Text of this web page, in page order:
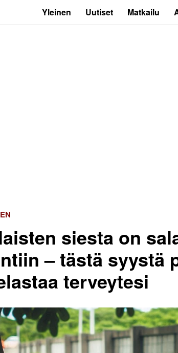
Yleinen Uutiset Matkailu
siesta on
– tästä syystä
terveytesi